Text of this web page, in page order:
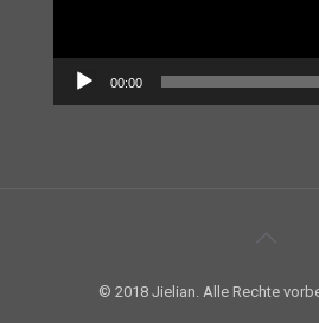
00:00
© 2018 Jielian. Alle Rechte